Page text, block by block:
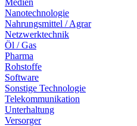
Medien
Nanotechnologie
Nahrungsmittel / Agrar
Netzwerktechnik
Öl / Gas
Pharma
Rohstoffe
Software
Sonstige Technologie
Telekommunikation
Unterhaltung
Versorger